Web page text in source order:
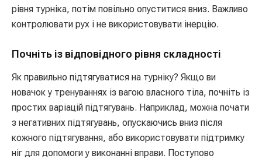
рівня турніка, потім повільно опуститися вниз. Важливо
контролювати рух і не використовувати інерцію.
Почніть із відповідного рівня складності
Як правильно підтягуватися на турніку? Якщо ви
новачок у тренуваннях із вагою власного тіла, почніть із
простих варіацій підтягувань. Наприклад, можна почати
з негативних підтягувань, опускаючись вниз після
кожного підтягування, або використовувати підтримку
ніг для допомоги у виконанні вправи. Поступово